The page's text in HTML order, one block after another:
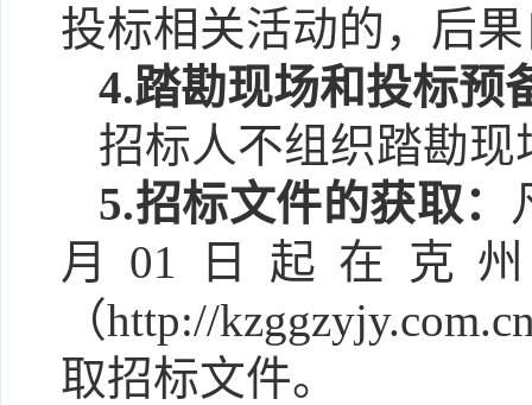
投标相关活动的，后
4.踏勘现场和投标预
招标人不组织踏勘
5.招标文件的获取：
月 01
日起在克
（http://
取招标文件。